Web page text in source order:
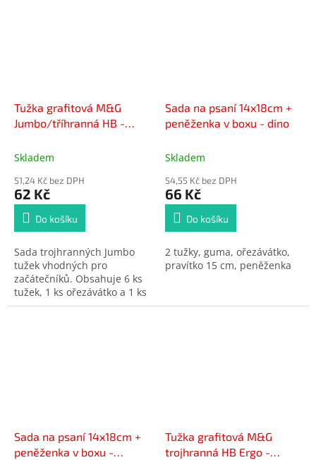
Tužka grafitová M&G
Jumbo/tříhranná HB -
ořezávátko
Skladem
51,24 Kč bez DPH
62 Kč
Do košíku
Sada trojhranných Jumbo
tužek vhodných pro
začátečníků. Obsahuje 6 ks
tužek, 1 ks ořezávátko a 1 ks
gumy. Tvrdost: HB
Sada na psaní 14x18cm +
peněženka v boxu - dino
Skladem
54,55 Kč bez DPH
66 Kč
Do košíku
2 tužky, guma, ořezávátko,
pravítko 15 cm, peněženka
Sada na psaní 14x18cm +
peněženka v boxu -
Tužka grafitová M&G
trojhranná HB Ergo -